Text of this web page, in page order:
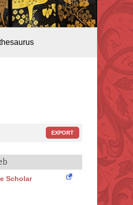
EXPORT
Scholar